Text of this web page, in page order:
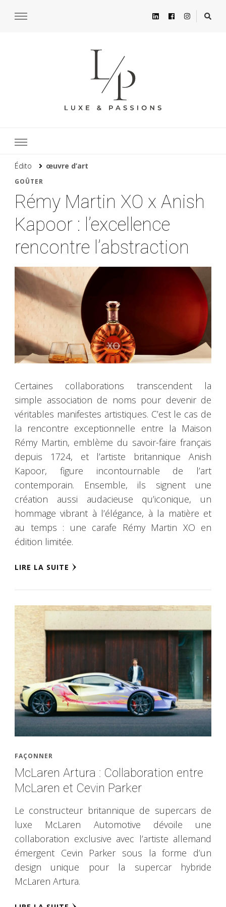
Édito œuvre d’art
GOÛTER
Rémy Martin XO x Anish
Kapoor : l’excellence
rencontre l’abstraction
Certaines collaborations transcendent la
simple association de noms pour devenir de
véritables manifestes artistiques. C’est le cas de
la rencontre exceptionnelle entre la Maison
Rémy Martin, emblème du savoir-faire français
depuis 1724, et l’artiste britannique Anish
Kapoor, figure incontournable de l’art
contemporain. Ensemble, ils signent une
création aussi audacieuse qu’iconique, un
hommage vibrant à l’élégance, à la matière et
au temps : une carafe Rémy Martin XO en
édition limitée.
LIRE LA SUITE
FAÇONNER
McLaren Artura : Collaboration entre
McLaren et Cevin Parker
Le constructeur britannique de supercars de
luxe McLaren Automotive dévoile une
collaboration exclusive avec l’artiste allemand
émergent Cevin Parker sous la forme d’un
design unique pour la supercar hybride
McLaren Artura.